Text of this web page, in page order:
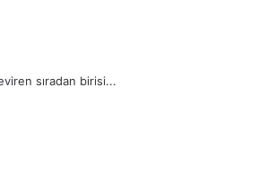
sıradan birisi...